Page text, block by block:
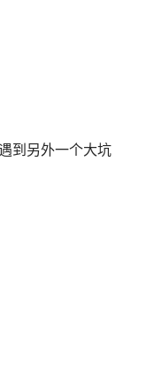
到另外一个大坑